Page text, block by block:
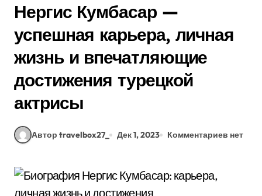
Нергис Кумбасар —
успешная карьера, личная
жизнь и впечатляющие
достижения турецкой
актрисы
Автор travelbox27_ Дек 1, 2023 Комментариев нет